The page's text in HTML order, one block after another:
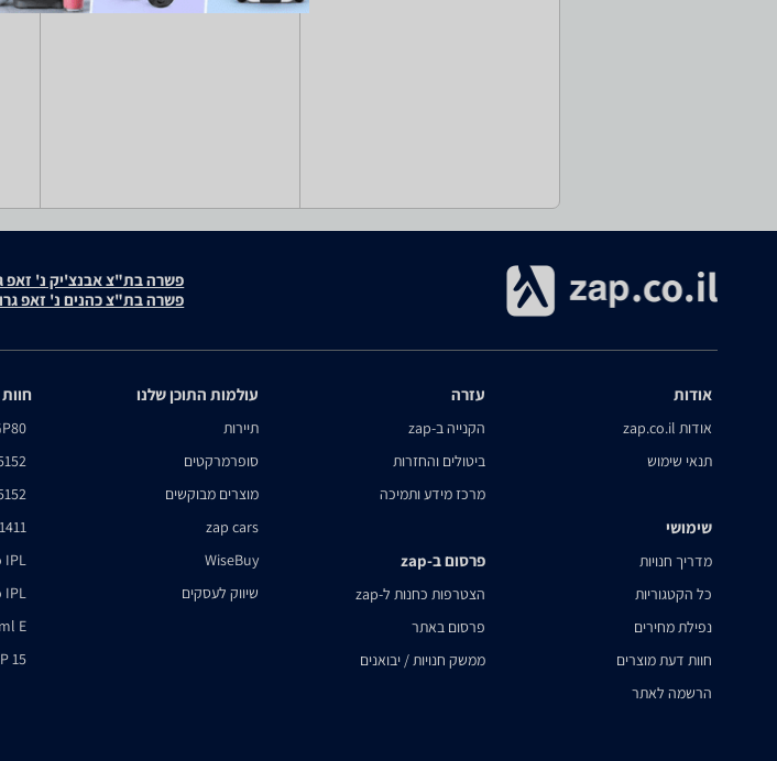
פשרה בת"צ אבנצ'יק נ' זאפ גרופ (ת"צ
פשרה בת"צ כהנים נ' זאפ גרופ (ת"צ
אודות
אודות zap.co.il
תנאי שימוש
שימושי
מדריך חנויות
כל הקטגוריות
נפילת מחירים
חוות דעת מוצרים
הרשמה לאתר
עזרה
הקנייה ב-zap
ביטולים והחזרות
מרכז מידע ותמיכה
פרסום ב-zap
הצטרפות כחנות ל-zap
פרסום באתר
ממשק חנויות / יבואנים
עולמות התוכן שלנו
תיירות
סופרמרקטים
מוצרים מבוקשים
zap cars
WiseBuy
שיווק לעסקים
IPL
IPL
E.
15